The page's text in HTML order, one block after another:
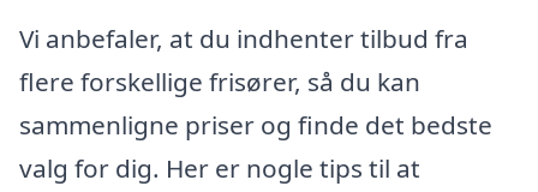
Vi anbefaler, at du indhenter tilbud fra
flere forskellige frisører, så du kan
sammenligne priser og finde det bedste
valg for dig. Her er nogle tips til at